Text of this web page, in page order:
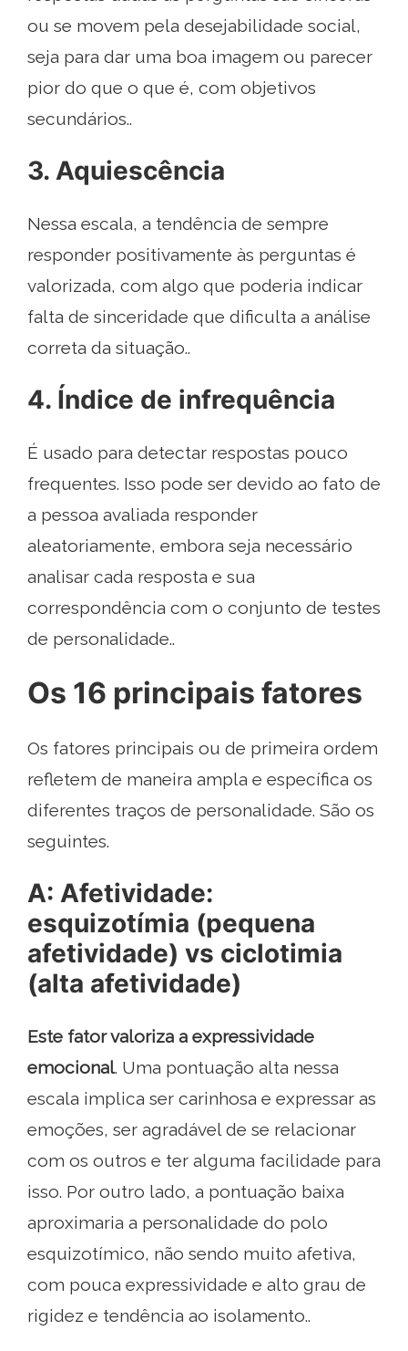
ou se movem pela desejabilidade social,
seja para dar uma boa imagem ou parecer
pior do que o que é, com objetivos
secundários..
3. Aquiescência
Nessa escala, a tendência de sempre
responder positivamente às perguntas é
valorizada, com algo que poderia indicar
falta de sinceridade que dificulta a análise
correta da situação..
4. Índice de infrequência
É usado para detectar respostas pouco
frequentes. Isso pode ser devido ao fato de
a pessoa avaliada responder
aleatoriamente, embora seja necessário
analisar cada resposta e sua
correspondência com o conjunto de testes
de personalidade..
Os 16 principais fatores
Os fatores principais ou de primeira ordem
refletem de maneira ampla e específica os
diferentes traços de personalidade. São os
seguintes.
A: Afetividade:
esquizotímia (pequena
afetividade) vs ciclotimia
(alta afetividade)
Este fator valoriza a expressividade
emocional. Uma pontuação alta nessa
escala implica ser carinhosa e expressar as
emoções, ser agradável de se relacionar
com os outros e ter alguma facilidade para
isso. Por outro lado, a pontuação baixa
aproximaria a personalidade do polo
esquizotímico, não sendo muito afetiva,
com pouca expressividade e alto grau de
rigidez e tendência ao isolamento..